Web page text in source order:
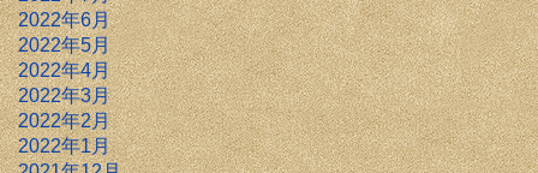
2022年6月
2022年5月
2022年4月
2022年3月
2022年2月
2022年1月